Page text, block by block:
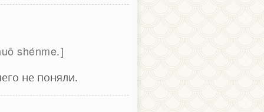
shénme.
не поняли.